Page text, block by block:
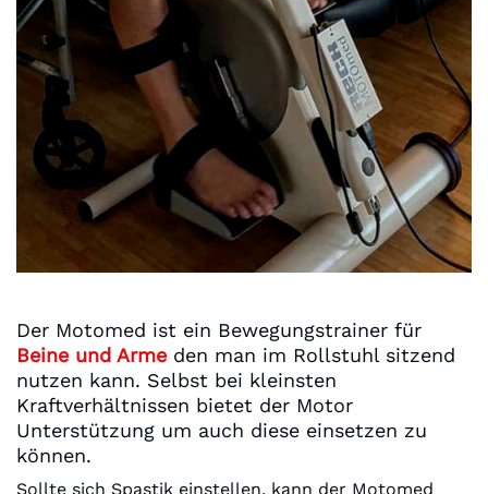
Der Motomed ist ein Bewegungstrainer für
Beine und Arme den man im Rollstuhl sitzend
nutzen kann. Selbst bei kleinsten
Kraftverhältnissen bietet der Motor
Unterstützung um auch diese einsetzen zu
können.
Sollte sich Spastik einstellen, kann der Motomed